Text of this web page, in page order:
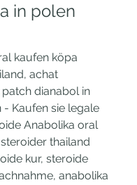
in polen
achat
dianabol in
- Kaufen sie legale
Anabolika oral
thailand
kur, steroide
anabolika